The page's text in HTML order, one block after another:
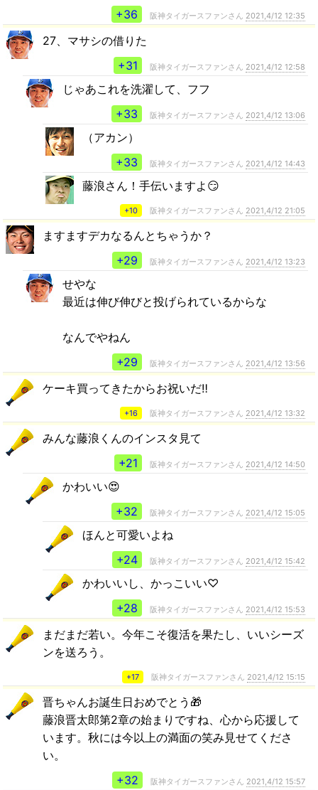
+36
阪神タイガースファンさん 2021,4/12 12:35
27、マサシの借りた
+31
阪神タイガースファンさん 2021,4/12 12:58
じゃあこれを洗濯して、フフ
+33
阪神タイガースファンさん 2021,4/12 13:06
（アカン）
+33
阪神タイガースファンさん 2021,4/12 14:43
藤浪さん！手伝いますよ😏
+10 阪神タイガースファンさん 2021,4/12 21:05
ますますデカなるんとちゃうか？
+29
阪神タイガースファンさん 2021,4/12 13:23
せやな
最近は伸び伸びと投げられているからな
なんでやねん
+29
阪神タイガースファンさん 2021,4/12 13:56
ケーキ買ってきたからお祝いだ‼️
+16 阪神タイガースファンさん 2021,4/12 13:32
みんな藤浪くんのインスタ見て
+21
阪神タイガースファンさん 2021,4/12 14:50
かわいい😍
+32
阪神タイガースファンさん 2021,4/12 15:05
ほんと可愛いよね
+24
阪神タイガースファンさん 2021,4/12 15:42
かわいいし、かっこいい♡
+28
阪神タイガースファンさん 2021,4/12 15:53
まだまだ若い。今年こそ復活を果たし、いいシーズ
ンを送ろう。
+17 阪神タイガースファンさん 2021,4/12 15:15
晋ちゃんお誕生日おめでとう🎁
藤浪晋太郎第2章の始まりですね、心から応援して
います。秋には今以上の満面の笑み見せてくださ
い。
+32
阪神タイガースファンさん 2021,4/12 15:57